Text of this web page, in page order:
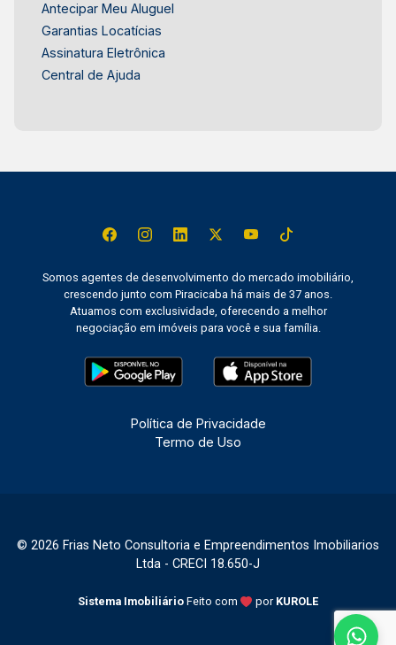
Antecipar Meu Aluguel
Garantias Locatícias
Assinatura Eletrônica
Central de Ajuda
Somos agentes de desenvolvimento do mercado imobiliário,
crescendo junto com Piracicaba há mais de 37 anos.
Atuamos com exclusividade, oferecendo a melhor
negociação em imóveis para você e sua família.
Política de Privacidade
Termo de Uso
© 2026 Frias Neto Consultoria e Empreendimentos Imobiliarios
Ltda - CRECI 18.650-J
Sistema Imobiliário Feito com por KUROLE